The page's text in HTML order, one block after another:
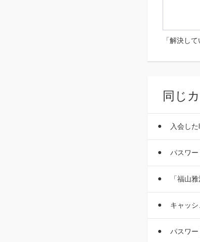
「解決し
同じ
入会し
パスワー
「福山
キャッシ
パスワー